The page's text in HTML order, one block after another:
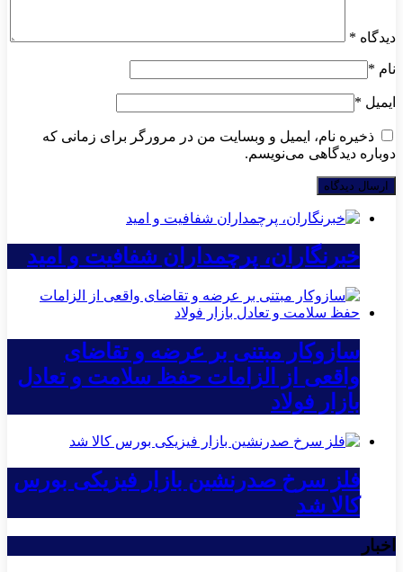
دیدگاه *
نام *
ایمیل *
ذخیره نام، ایمیل و وبسایت من در مرورگر برای زمانی که
دوباره دیدگاهی می‌نویسم.
خبرنگاران، پرچمداران شفافیت و امید
سازوکار مبتنی بر عرضه و تقاضای
واقعی از الزامات حفظ سلامت و تعادل
بازار فولاد
فلز سرخ صدرنشین بازار فیزیکی بورس
کالا شد
اخبار